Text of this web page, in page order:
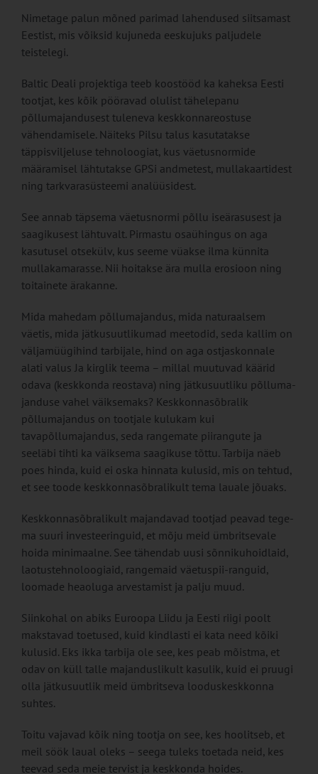
Nimetage palun mõned parimad la­hendused siitsamast
Eestist, mis võiksid kujuneda eeskujuks paljudele
teistelegi.
Baltic Deali projektiga teeb koostööd ka kaheksa Eesti
tootjat, kes kõik pööravad olu­list tähelepanu
põllumajandu­sest tuleneva keskkonnareostu­se
vähendamisele. Näiteks Pilsu talus kasutatakse
täppisviljeluse tehnoloogiat, kus väetusnormide
määramisel lähtutak­se GPSi andmetest, mullakaartidest
ning tarkvarasüsteemi analüüsidest.
See annab täpsema väetusnormi põllu iseärasusest ja
saagikusest lähtuvalt. Pirmastu osaühingus on aga
kasutu­sel otsekülv, kus seeme vüakse ilma künnita
mullakamarasse. Nii hoitakse ära mulla erosioon ning
toitainete ärakanne.
Mida mahedam põllumajandus, mi­da naturaalsem
väetis, mida jät­kusuutlikumad meetodid, seda kallim on
väljamüügihind tarbijale, hind on aga ostjaskonnale
alati va­lus Ja kirglik teema – millal muutuvad käärid
odava (keskkonda reostava) ning jätkusuutliku põlluma­
janduse vahel väiksemaks? Keskkonnasõbralik
põllumajan­dus on tootjale kulukam kui
tavapõllumajandus, seda range­mate piirangute ja
seeläbi tihti ka väiksema saagikuse tõttu. Tarbija näeb
poes hinda, kuid ei oska hinnata kulusid, mis on tehtud,
et see toode kesk­konnasõbralikult tema lauale jõuaks.
Keskkonnasõbralikult ma­jandavad tootjad peavad tege­
ma suuri investeeringuid, et mõju meid ümbritsevale
hoida minimaalne. See tähendab uusi sõnnikuhoidlaid,
laotustehnoloogiaid, rangemaid väetuspii-ranguid,
loomade heaoluga arvestamist ja palju muud.
Siinkohal on abiks Euroopa Liidu ja Eesti riigi poolt
maks­tavad toetused, kuid kindlasti ei kata need kõiki
kulusid. Eks ikka tarbija ole see, kes peab mõistma, et
odav on küll tal­le majanduslikult kasulik, kuid ei pruugi
olla jätkusuutlik meid ümbritseva looduskeskkonna
suhtes.
Toitu vajavad kõik ning tootja on see, kes hoolitseb, et
meil söök laual oleks – seega tuleks toetada neid, kes
teevad seda meie tervist ja keskkon­da hoides.